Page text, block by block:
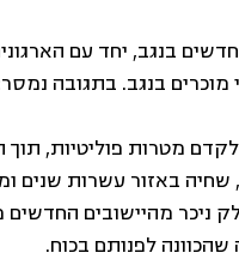
חדשים בנגב, יחד עם
מוכרים בנגב. בתגובה
מטרות פוליטיות,
שחיה באזור עשרות שנים
מהיישובים החדשים
שהכוונה לפנותם בכוח.